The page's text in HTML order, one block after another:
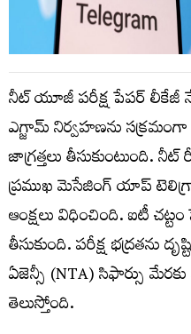
నీట్‌ యూజీ పరీక్ష పేపర్‌ లీకేజీ
ఎగ్జామ్‌ నిర్వహణను సక్రమంగా
జాగ్రత్తలు తీసుకుంటుంది.
ప్రముఖ మెసేజింగ్‌ యాప్‌
ఆంక్షలు విధించింది. ఐటీ
తీసుకుంది. పరీక్ష భద్రతను
ఏజెన్సీ (NTA) సిఫార్సు మేరకు
తెలుస్తోంది.